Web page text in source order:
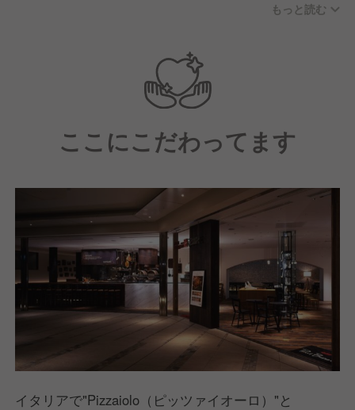
ちょっとしたおしゃべりまで、
お客様に笑顔になっていただけるような
コミュニケーションを大切にしています。
もっと読む
ここにこだわってます
イタリアで"Pizzaiolo（ピッツァイオーロ）"と